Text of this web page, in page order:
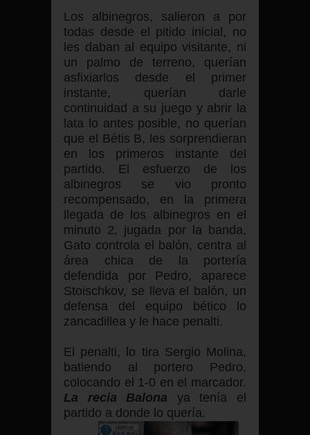
Los albinegros, salieron a por
todas desde el pitido inicial, no
les daban al equipo visitante, ni
un palmo de terreno, querían
asfixiarlos desde el primer
instante, querían darle
continuidad a su juego y abrir la
lata lo antes posible, no querían
que el Bétis B, les sorprendieran
en los primeros instante del
partido. El esfuerzo de los
albinegros se vio pronto
recompensado, en la primera
llegada de los albinegros en el
minuto 2, jugada por la banda,
Gato controla el balón, centra al
área chica de la portería
defendida por Pedro, aparece
Stoischkov, se lleva el balón, un
defensa del equipo bético lo
zancadillea y le hace penalti.
El penalti, lo tira Sergio Molina,
batiendo al portero Pedro,
colocando el 1-0 en el marcador.
La recia Balona ya tenía el
partido a donde lo quería.